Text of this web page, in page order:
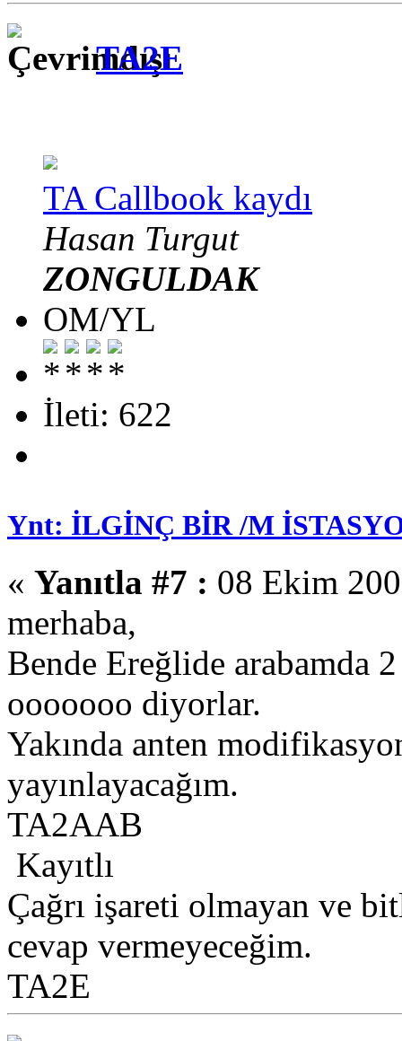
TA2E
TA Callbook kaydı
Hasan Turgut
ZONGULDAK
OM/YL
İleti: 622
Ynt: İLGİNÇ BİR /M
« Yanıtla #7 : 08 Ekim
merhaba,
Bende Ereğlide arabamda
ooooooo diyorlar.
Yakında anten
yayınlayacağım.
TA2AAB
Kayıtlı
Çağrı işareti olmayan ve
cevap vermeyeceğim.
TA2E